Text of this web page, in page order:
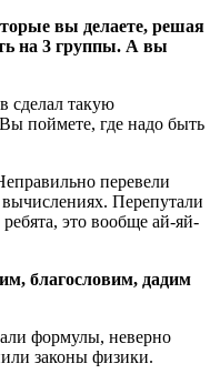
вы делаете, решая
на 3 группы. А вы
сделал такую
поймете, где надо быть
перевели
Перепутали
это вообще ай-яй-
благословим, дадим
формулы, неверно
законы физики.